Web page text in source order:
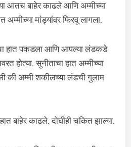
आतच बाहेर काढले आणि अम्मीच्या
मांड्यांवर फिरवू लागला.
हात पकडला आणि आपल्या लंडकडे
होत्या. सुनीताचा हात अम्मीच्या
की अम्मी शकीलच्या लंडची गुलाम
बाहेर काढले. दोघीही चकित झाल्या.